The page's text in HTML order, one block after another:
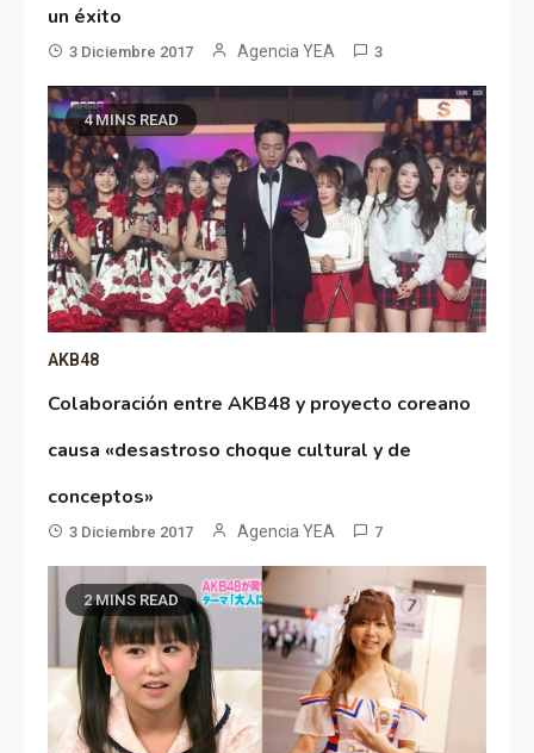
un éxito
3 Diciembre 2017 Agencia YEA 3
4 MINS READ
AKB48
Colaboración entre AKB48 y proyecto coreano
causa «desastroso choque cultural y de
conceptos»
3 Diciembre 2017 Agencia YEA 7
2 MINS READ